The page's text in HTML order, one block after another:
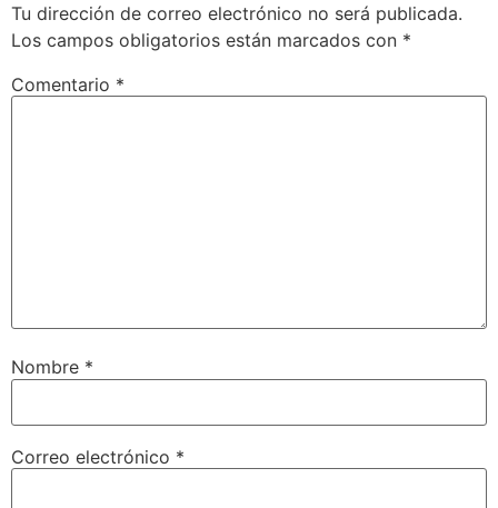
Tu dirección de correo electrónico no será publicada.
Los campos obligatorios están marcados con *
Comentario *
Nombre *
Correo electrónico *